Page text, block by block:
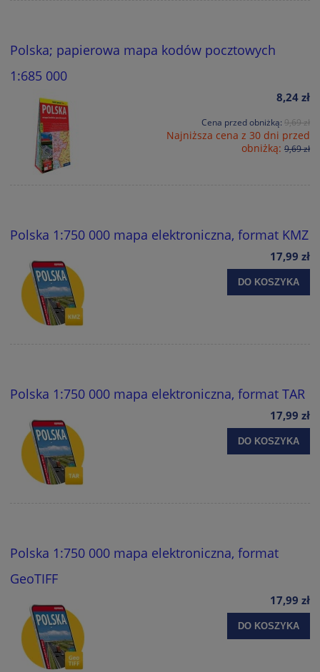
Polska; papierowa mapa kodów pocztowych
1:685 000
8,24 zł
Cena przed obniżką: 9,69 zł
Najniższa cena z 30 dni przed
obniżką: 9,69 zł
Polska 1:750 000 mapa elektroniczna, format KMZ
17,99 zł
DO KOSZYKA
Polska 1:750 000 mapa elektroniczna, format TAR
17,99 zł
DO KOSZYKA
Polska 1:750 000 mapa elektroniczna, format
GeoTIFF
17,99 zł
DO KOSZYKA